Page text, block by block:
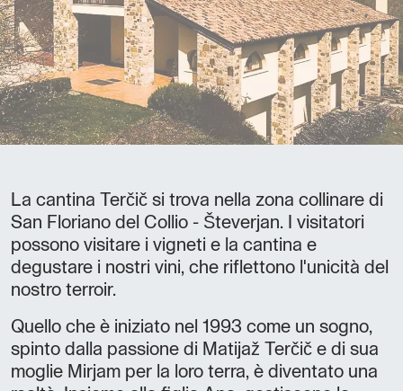
La cantina Terčič si trova nella zona collinare di
San Floriano del Collio - Števerjan. I visitatori
possono visitare i vigneti e la cantina e
degustare i nostri vini, che riflettono l'unicità del
nostro terroir.
Quello che è iniziato nel 1993 come un sogno,
spinto dalla passione di Matijaž Terčič e di sua
moglie Mirjam per la loro terra, è diventato una